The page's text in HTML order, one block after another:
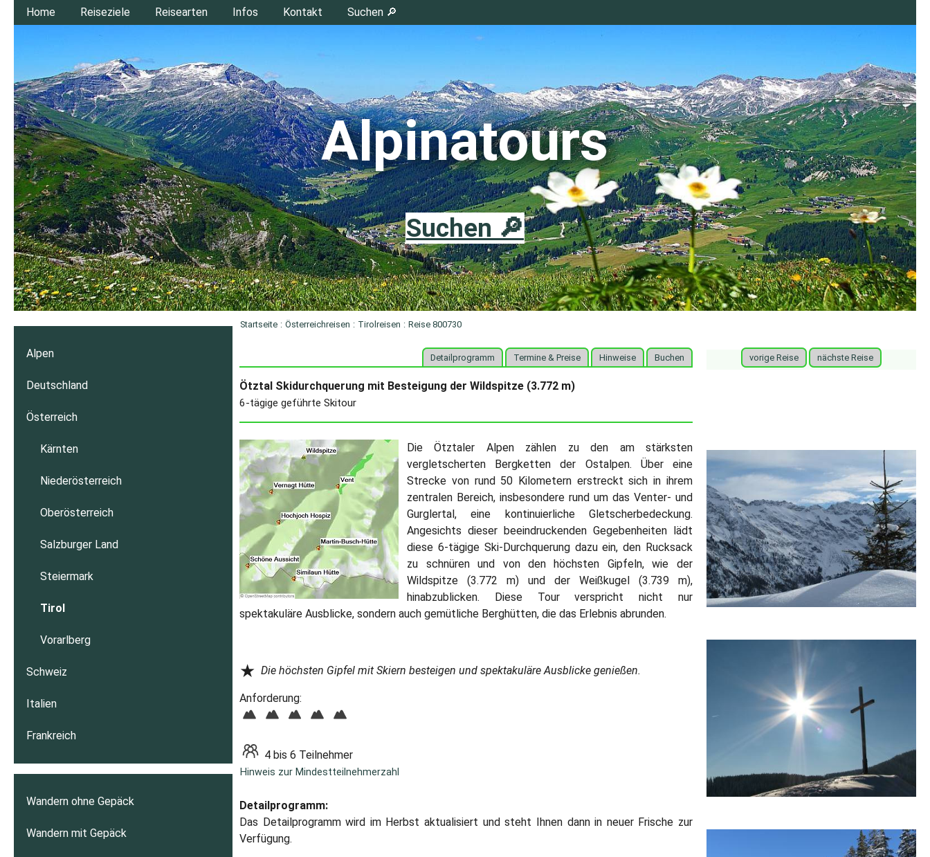
Home Reiseziele Reisearten Infos Kontakt Suchen 🔎
Suchen 🔎
Alpinatours
Startseite : Österreichreisen : Tirolreisen : Reise 800730
Detailprogramm Termine & Preise Hinweise Buchen
Ötztal Skidurchquerung mit Besteigung der Wildspitze (3.772 m)
6-tägige geführte Skitour
Die Ötztaler Alpen zählen zu den am stärksten
vergletscherten Bergketten der Ostalpen. Über eine
Strecke von rund 50 Kilometern erstreckt sich in ihrem
zentralen Bereich, insbesondere rund um das Venter- und
Gurglertal, eine kontinuierliche Gletscherbedeckung.
Angesichts dieser beeindruckenden Gegebenheiten lädt
diese 6-tägige Ski-Durchquerung dazu ein, den Rucksack
zu schnüren und von den höchsten Gipfeln, wie der
Wildspitze (3.772 m) und der Weißkugel (3.739 m),
hinabzublicken. Diese Tour verspricht nicht nur
spektakuläre Ausblicke, sondern auch gemütliche Berghütten, die das Erlebnis abrunden.
★ Die höchsten Gipfel mit Skiern besteigen und spektakuläre Ausblicke genießen.
Anforderung:
4 bis 6 Teilnehmer
Hinweis zur Mindestteilnehmerzahl
Detailprogramm:
Das Detailprogramm wird im Herbst aktualisiert und steht Ihnen dann in neuer Frische zur
Verfügung.
Alpen
Deutschland
Österreich
Kärnten
Niederösterreich
Oberösterreich
Salzburger Land
Steiermark
Tirol
Vorarlberg
Schweiz
Italien
Frankreich
Wandern ohne Gepäck
Wandern mit Gepäck
vorige Reise nächste Reise